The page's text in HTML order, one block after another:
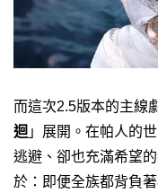
而這次2.5版本的主線
迴 」展開。在帕人的
逃避、卻也充滿希望
於：即便全族都背負